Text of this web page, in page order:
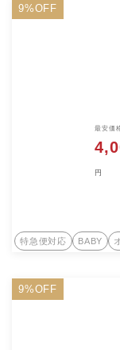
9%OFF
最安価
円
特急便対応 BABY
9%OFF